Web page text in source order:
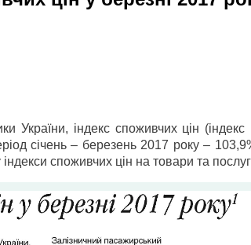
індекс споживчих цін (індекс
січень – березень 2017 року –
споживчих цін на товари та